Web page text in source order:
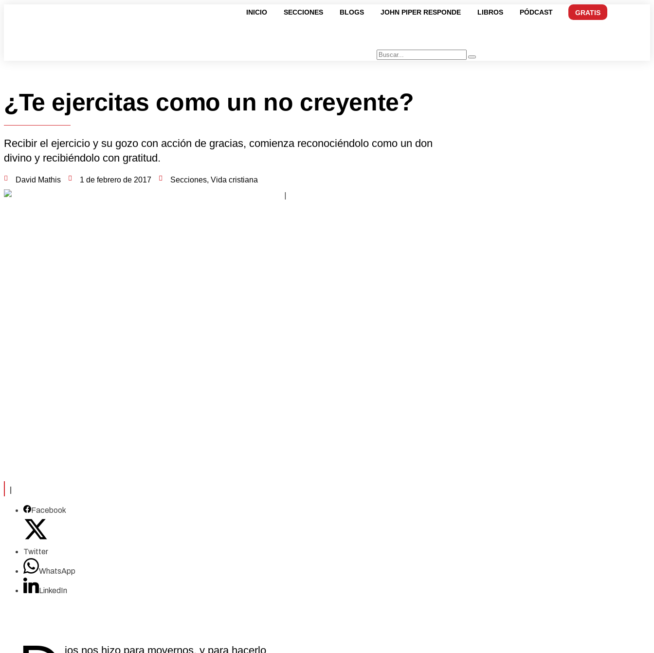
INICIO SECCIONES BLOGS JOHN PIPER RESPONDE LIBROS PÓDCAST GRATIS
¿Te ejercitas como un no creyente?
Recibir el ejercicio y su gozo con acción de gracias, comienza reconociéndolo como un don
divino y recibiéndolo con gratitud.
David Mathis 1 de febrero de 2017 Secciones, Vida cristiana
Facebook
Twitter
WhatsApp
LinkedIn
ios nos hizo para movernos, y para hacerlo